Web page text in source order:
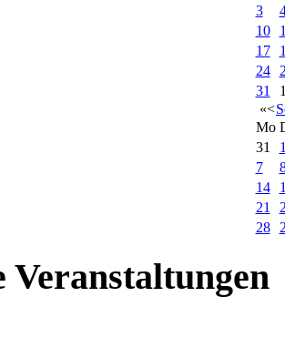
3
10
17
24
31
«<
Mo
31
7
14
21
28
Veranstaltungen